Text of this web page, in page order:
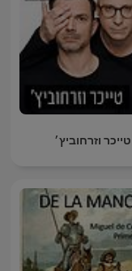
טייכר וזרחוביץ׳